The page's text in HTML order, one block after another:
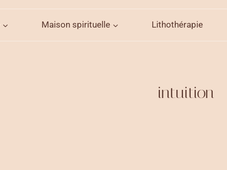
Maison spirituelle Lithothérapie
intuition